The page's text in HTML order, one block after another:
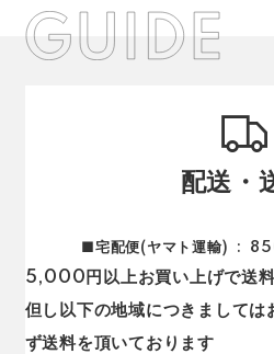
配送・
■宅配便(ヤマト運輸)
5,000円以上お買い上げで送
但し以下の地域につきましては
ず送料を頂いております